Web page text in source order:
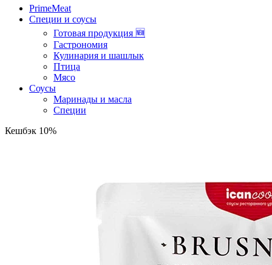
PrimeMeat
Специи и соусы
Готовая продукция 🆕
Гастрономия
Кулинария и шашлык
Птица
Мясо
Соусы
Маринады и масла
Специи
Кешбэк 10%